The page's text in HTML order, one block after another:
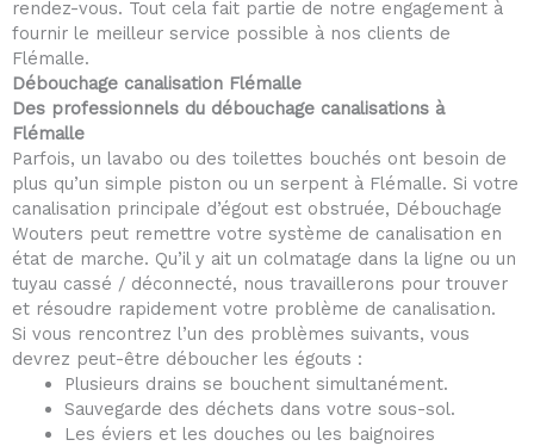
rendez-vous. Tout cela fait partie de notre engagement à
fournir le meilleur service possible à nos clients de
Flémalle.
Débouchage canalisation Flémalle
Des professionnels du débouchage canalisations à
Flémalle
Parfois, un lavabo ou des toilettes bouchés ont besoin de
plus qu’un simple piston ou un serpent à Flémalle. Si votre
canalisation principale d’égout est obstruée, Débouchage
Wouters peut remettre votre système de canalisation en
état de marche. Qu’il y ait un colmatage dans la ligne ou un
tuyau cassé / déconnecté, nous travaillerons pour trouver
et résoudre rapidement votre problème de canalisation.
Si vous rencontrez l’un des problèmes suivants, vous
devrez peut-être déboucher les égouts :
Plusieurs drains se bouchent simultanément.
Sauvegarde des déchets dans votre sous-sol.
Les éviers et les douches ou les baignoires